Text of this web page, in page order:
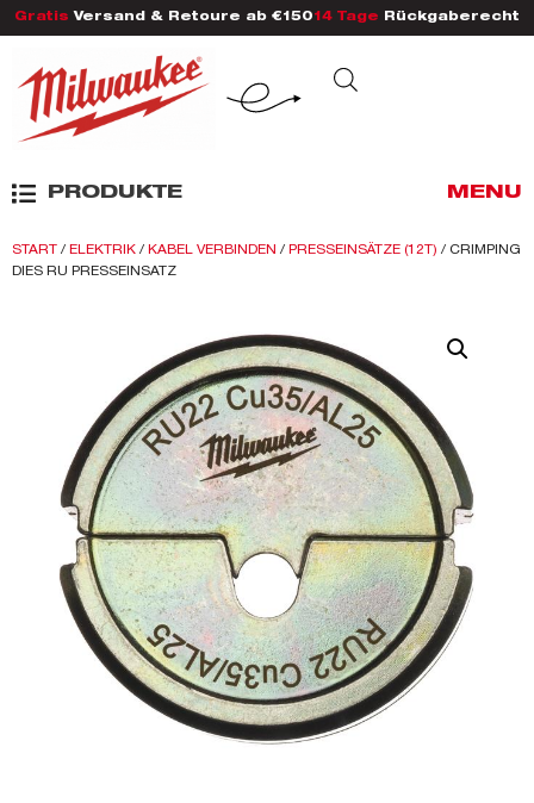
Gratis Versand & Retoure ab €150 14 Tage Rückgaberecht
PRODUKTE MENU
START / ELEKTRIK / KABEL VERBINDEN / PRESSEINSÄTZE (12T) / CRIMPING
DIES RU PRESSEINSATZ